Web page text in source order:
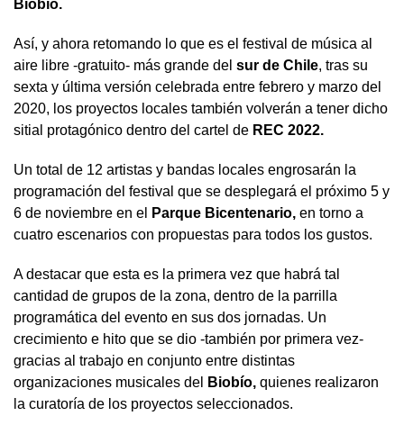
Biobío.
Así, y ahora retomando lo que es el festival de música al
aire libre -gratuito- más grande del sur de Chile, tras su
sexta y última versión celebrada entre febrero y marzo del
2020, los proyectos locales también volverán a tener dicho
sitial protagónico dentro del cartel de REC 2022.
Un total de 12 artistas y bandas locales engrosarán la
programación del festival que se desplegará el próximo 5 y
6 de noviembre en el
Parque Bicentenario, en torno a
cuatro escenarios con propuestas para todos los gustos.
A destacar que esta es la primera vez que habrá tal
cantidad de grupos de la zona, dentro de la parrilla
programática del evento en sus dos jornadas. Un
crecimiento e hito que se dio -también por primera vez-
gracias al trabajo en conjunto entre distintas
organizaciones musicales del
Biobío, quienes realizaron
la curatoría de los proyectos seleccionados.